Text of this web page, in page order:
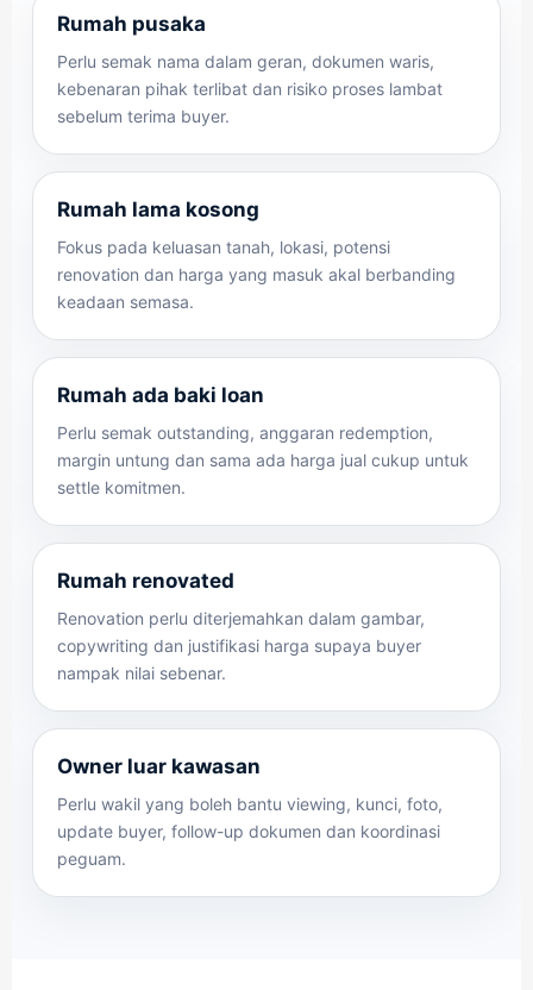
Rumah pusaka
Perlu semak nama dalam geran, dokumen waris,
kebenaran pihak terlibat dan risiko proses lambat
sebelum terima buyer.
Rumah lama kosong
Fokus pada keluasan tanah, lokasi, potensi
renovation dan harga yang masuk akal berbanding
keadaan semasa.
Rumah ada baki loan
Perlu semak outstanding, anggaran redemption,
margin untung dan sama ada harga jual cukup untuk
settle komitmen.
Rumah renovated
Renovation perlu diterjemahkan dalam gambar,
copywriting dan justifikasi harga supaya buyer
nampak nilai sebenar.
Owner luar kawasan
Perlu wakil yang boleh bantu viewing, kunci, foto,
update buyer, follow-up dokumen dan koordinasi
peguam.